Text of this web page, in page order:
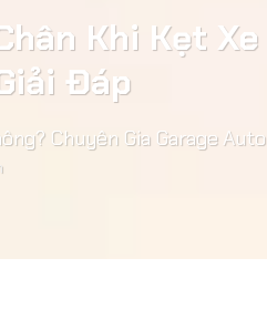
Khi Kẹt
Đáp
Chuyên Gia Garage